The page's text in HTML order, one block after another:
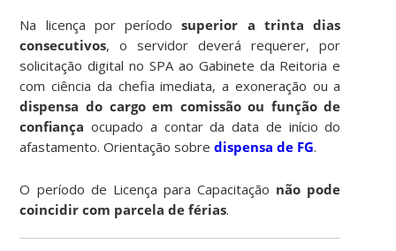
Na licença por períodosuperior a trinta dias
consecutivos, o servidor deverá requerer, por
solicitação digital no SPA ao Gabinete da Reitoria e
com ciência da chefia imediata, a exoneração ou a
dispensa do cargo em comissão ou função de
confiança ocupado a contar da data de início do
afastamento. Orientação sobredispensa de FG.
O período de Licença para Capacitação não pode
coincidir com parcela de férias.